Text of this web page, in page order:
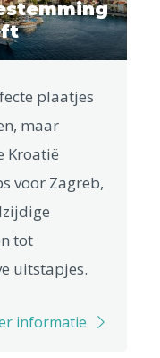
plaatjes
maar
Kroatië
voor Zagreb,
tot
uitstapjes.
informatie